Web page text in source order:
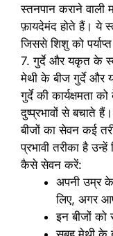
स्तनपान कराने
फ़ायदेमंद होते हैं। ये
जिससे शिशु को
7. गुर्दे और यकृत के
मेथी के बीज गुर्दे और
गुर्दे की कार्यक्षमता
दुष्प्रभावों से बचाते
बीजों का सेवन कई
प्रभावी तरीका है
कैसे सेवन करें:
अपनी उम्र
लिए, अगर
इन बीजों को